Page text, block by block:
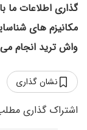
گذاری اطلاعات ما
مکانیزم های
واش ترید انجام
نشان گذاری